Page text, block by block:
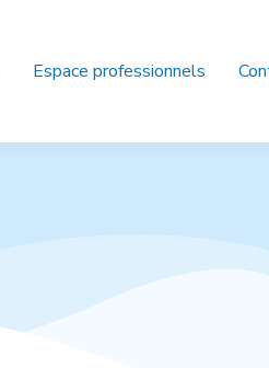
Espace professionnels